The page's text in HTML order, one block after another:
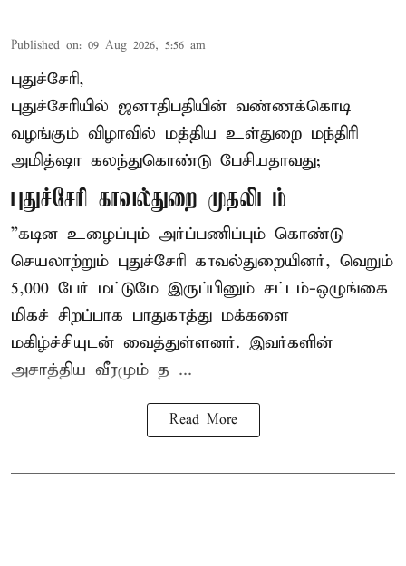
Published on: 09 Aug 2026, 5:56 am
புதுச்சேரி,
புதுச்சேரியில் ஜனாதிபதியின் வண்ணக்கொடி
வழங்கும் விழாவில் மத்திய உள்துறை மந்திரி
அமித்ஷா கலந்துகொண்டு பேசியதாவது;
புதுச்சேரி காவல்துறை முதலிடம்
”கடின உழைப்பும் அர்ப்பணிப்பும் கொண்டு
செயலாற்றும் புதுச்சேரி காவல்துறையினர், வெறும்
5,000 பேர் மட்டுமே இருப்பினும் சட்டம்-ஒழுங்கை
மிகச் சிறப்பாக பாதுகாத்து மக்களை
மகிழ்ச்சியுடன் வைத்துள்ளனர். இவர்களின்
அசாத்திய வீரமும் த ...
Read More